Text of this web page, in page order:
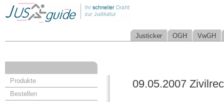
Justicker OGH VwGH
Produkte
Bestellen
09.05.2007